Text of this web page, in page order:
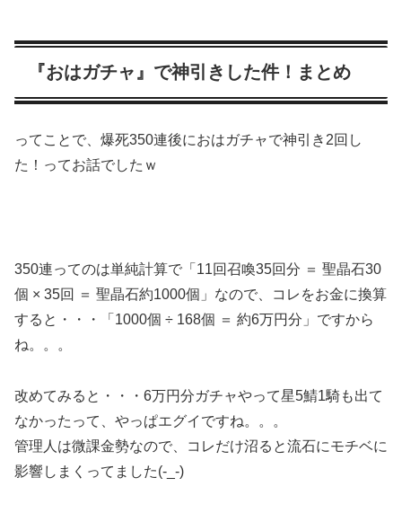
『おはガチャ』で神引きした件！まとめ
ってことで、爆死350連後におはガチャで神引き2回し
た！ってお話でしたｗ
350連ってのは単純計算で「11回召喚35回分 ＝ 聖晶石30
個 × 35回 ＝ 聖晶石約1000個」なので、コレをお金に換算
すると・・・「1000個 ÷ 168個 ＝ 約6万円分」ですから
ね。。。
改めてみると・・・6万円分ガチャやって星5鯖1騎も出て
なかったって、やっぱエグイですね。。。
管理人は微課金勢なので、コレだけ沼ると流石にモチベに
影響しまくってました(-_-)